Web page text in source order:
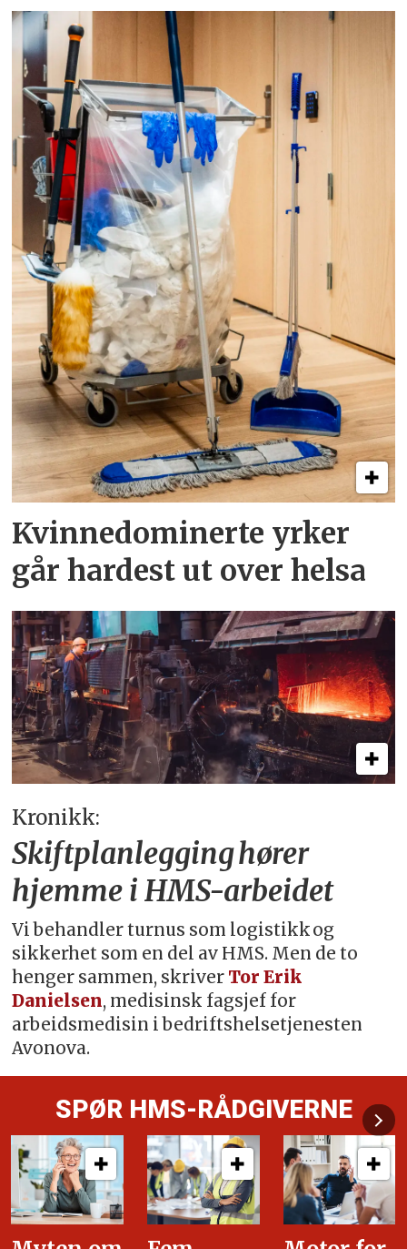
Kvinnedominerte yrker
går hardest ut over helsa
Kronikk:
Skiftplanlegging hører
hjemme i HMS-arbeidet
Vi behandler turnus som logistikk og
sikkerhet som en del av HMS. Men de to
henger sammen, skriver Tor Erik
Danielsen, medisinsk fagsjef for
arbeidsmedisin i bedriftshelsetjenesten
Avonova.
SPØR HMS-RÅDGIVERNE